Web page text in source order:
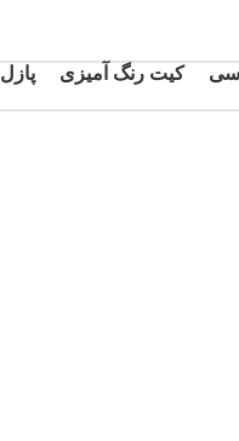
کیت رنگ آمیزی پازل